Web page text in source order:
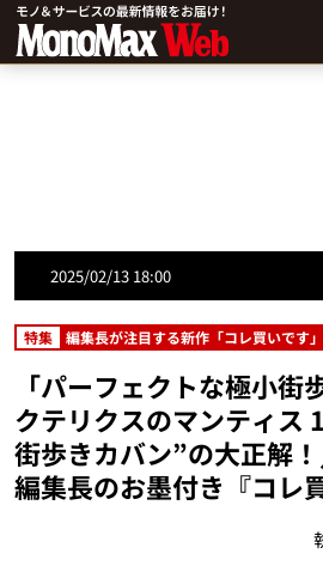
2025/02/13 18:00
特集 編集長が注目する新作「コレ買いです」
「パーフェクトな極小街
クテリクスのマンティス
街歩きカバン”の大正解
編集長のお墨付き『コレ